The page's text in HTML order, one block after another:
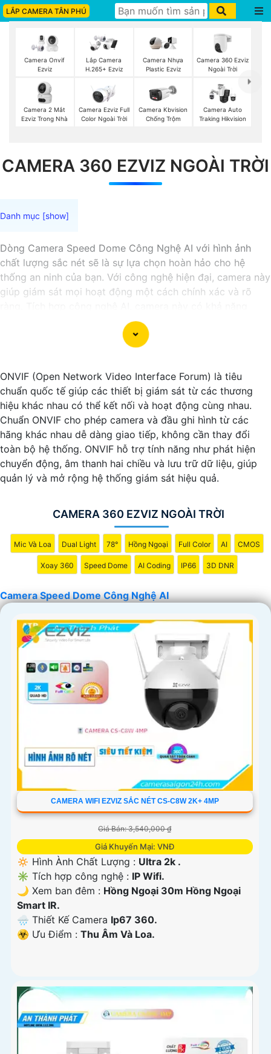
LẮP CAMERA TÂN PHÚ
Camera Onvif
Ezviz
Lắp Camera
H.265+ Ezviz
Camera Nhựa
Plastic Ezviz
Camera 360 Ezviz
Ngoài Trời
Camera 2 Mắt
Ezviz Trong Nhà
Camera Ezviz Full
Color Ngoài Trời
Camera Kbvision
Chống Trộm
Camera Auto
Traking Hikvision
CAMERA 360 EZVIZ NGOÀI TRỜI
Dòng Camera Speed Dome Công Nghệ AI với hình ảnh
chất lượng sắc nét sẽ là sự lựa chọn hoàn hảo cho hệ
thống an ninh của bạn. Với công nghệ hiện đại, camera này
giúp giám sát mọi hoạt động một cách chính xác và rõ
nhận diện và phân biệt đối tượng, giúp tăng cường hiệu
Hãy chọn Camera Speed Dome Công Nghệ AI để
và hãy đầu tư vào một giải pháp an ninh đáng tin cậy.
ONVIF (Open Network Video Interface Forum) là tiêu
chuẩn quốc tế giúp các thiết bị giám sát từ các thương
hiệu khác nhau có thể kết nối và hoạt động cùng nhau.
Chuẩn ONVIF cho phép camera và đầu ghi hình từ các
hãng khác nhau dễ dàng giao tiếp, không cần thay đổi
toàn bộ hệ thống. ONVIF hỗ trợ tính năng như phát hiện
chuyển động, âm thanh hai chiều và lưu trữ dữ liệu, giúp
quản lý và mở rộng hệ thống giám sát hiệu quả.
CAMERA 360 EZVIZ NGOÀI TRỜI
Mic Và Loa Dual Light 78° Hồng Ngoại Full Color AI CMOS
Xoay 360 Speed Dome AI Coding IP66 3D DNR
Camera Speed Dome Công Nghệ AI
CAMERA WIFI EZVIZ SẮC NÉT CS-C8W 2K+ 4MP
Giá Bán: 3,540,000 ₫
Giá Khuyến Mại: VNĐ
🔅 Hình Ành Chất Lượng : Ultra 2k .
✳️ Tích hợp công nghệ : IP Wifi.
🌙 Xem ban đêm : Hồng Ngoại 30m Hồng Ngoại
Smart IR.
🌧️ Thiết Kế Camera Ip67 360.
️☣️ Ưu Điểm : Thu Âm Và Loa.